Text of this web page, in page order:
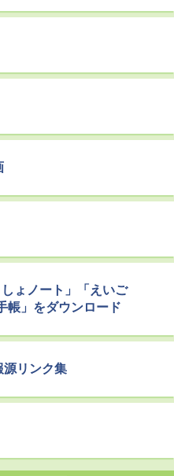
ょノート」「えいご
帳」をダウンロード
源リンク集